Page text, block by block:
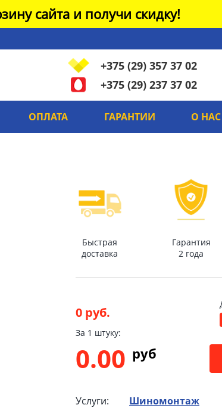
сайта и получи скидку!
+375 (29) 357 37 02
+375 (29) 237 37 02
ОПЛАТА ГАРАНТИИ О НАС
Быстрая
доставка
Гарантия
2 года
0 руб.
За 1 штуку:
0.00 pуб
Услуги: Шиномонтаж